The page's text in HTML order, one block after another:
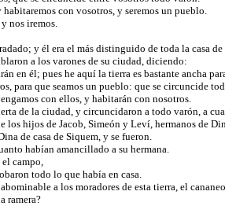
con vosotros, y seremos un pueblo.
nos iremos.
y él era el más distinguido de toda la casa de
a los varones de su ciudad, diciendo:
en él; pues he aquí la tierra es bastante ancha
para que seamos un pueblo: que se circuncide
con ellos, y habitarán con nosotros.
de la ciudad, y circuncidaron a todo varón, a
hijos de Jacob, Simeón y Leví, hermanos de
de casa de Siquem, y se fueron.
habían amancillado a su hermana.
el campo,
todo lo que había en casa.
a los moradores de esta tierra, el
ramera?